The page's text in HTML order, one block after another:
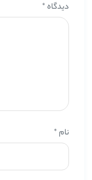
دیدگاه *
نام *